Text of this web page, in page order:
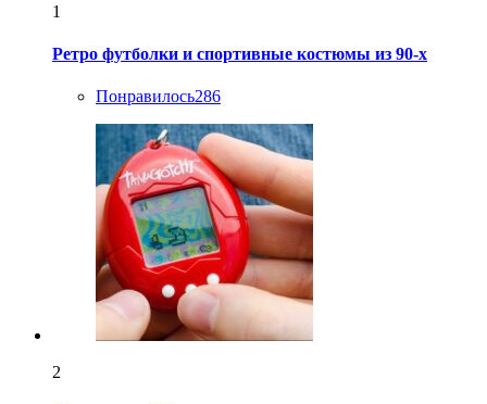
1
Ретро футболки и спортивные костюмы из 90-х
Понравилось286
2